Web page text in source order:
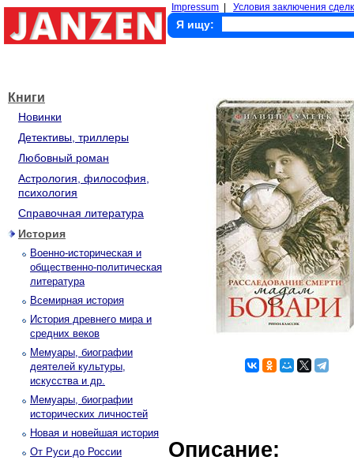
Impressum Условия заключения
Я ищу:
Книги
Новинки
Детективы, триллеры
Любовный роман
Астрология, философия,
психология
Справочная литература
История
Военно-историческая и
общественно-политическая
литература
Всемирная история
История древнего мира и
средних веков
Мемуары, биографии
деятелей культуры,
искусства и др.
Мемуары, биографии
исторических личностей
Новая и новейшая история
От Руси до России
Описание: